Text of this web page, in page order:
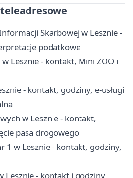
Skarbowej w Lesznie -
podatkowe
w Lesznie - kontakt, Mini ZOO i
- kontakt, godziny, e-usługi
w Lesznie - kontakt,
pasa drogowego
1 w Lesznie - kontakt, godziny,
Lesznie - kontakt i godziny